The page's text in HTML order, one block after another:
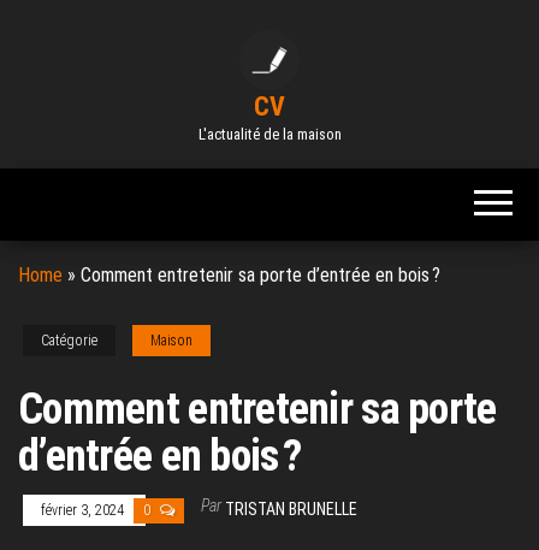
CV
L'actualité de la maison
Home » Comment entretenir sa porte d’entrée en bois ?
Catégorie Maison
Comment entretenir sa porte
d’entrée en bois ?
février 3, 2024 0 ParTRISTAN BRUNELLE